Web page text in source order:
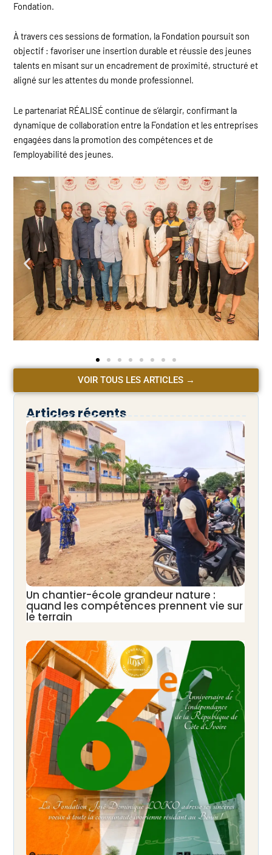
Fondation.
À travers ces sessions de formation, la Fondation poursuit son
objectif : favoriser une insertion durable et réussie des jeunes
talents en misant sur un encadrement de proximité, structuré et
aligné sur les attentes du monde professionnel.
Le partenariat RÉALISÉ continue de s’élargir, confirmant la
dynamique de collaboration entre la Fondation et les entreprises
engagées dans la promotion des compétences et de
l’employabilité des jeunes.
VOIR TOUS LES ARTICLES →
Articles récents
Un chantier-école grandeur nature :
quand les compétences prennent vie sur
le terrain